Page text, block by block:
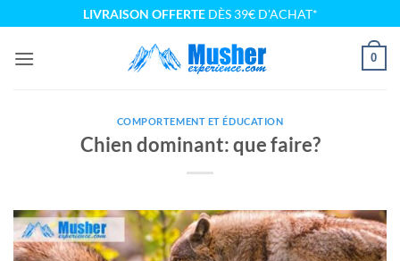
au
contenu
LIVRAISON OFFERTEDÈS 39€ D'ACHAT*
0
COMPORTEMENT ET ÉDUCATION
Chien dominant: que faire?